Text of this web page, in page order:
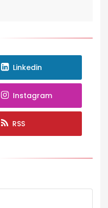
Linkedin
Instagram
RSS